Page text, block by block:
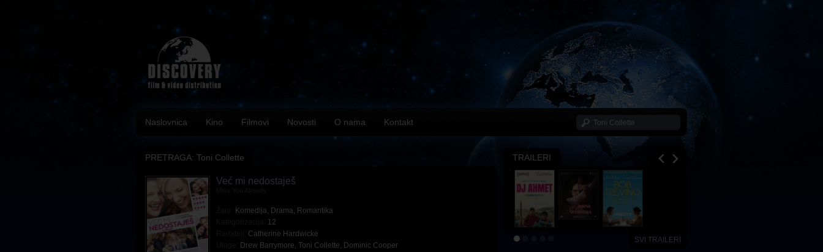
Naslovnica Kino Filmovi Novosti O nama Kontakt
PRETRAGA: Toni Collette
Već mi nedostaješ
Komedija, Drama, Romantika
12
Catherine Hardwicke
Drew Barrymore, Toni Collette, Dominic Cooper
TRAILERI
SVI TRAILERI